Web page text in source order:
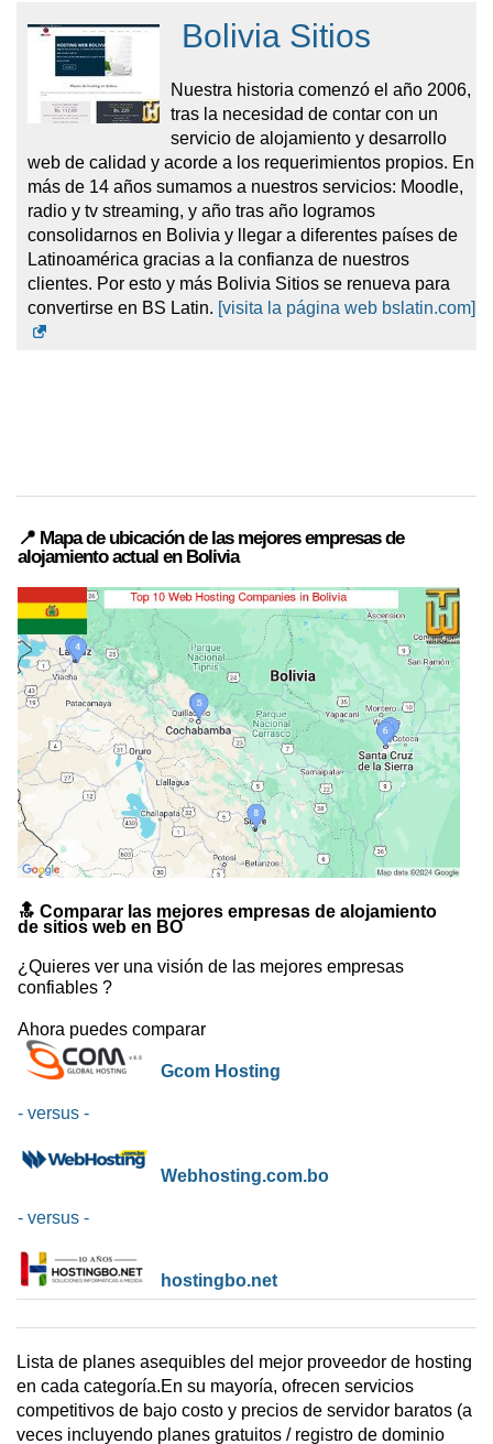
optimizados para motores de búsqueda. Cabe destacar
que todo el software utilizado es
reforzando su postura ética y su compromiso con la
seguridad—sin herramientas GPL ni versiones piratas.
Los paquetes de diseño incluyen implementaciones
básicas de SEO e integración con constructores visuales
comoElementor PRO y Divi, ofreciendo una solución
estética y funcional adaptada a cada cliente.
página web avancehost.com]
Bolivia Sitios
Nuestra historia comenzó el año 2006,
tras la necesidad de contar con un
servicio de alojamiento y desarrollo
web de calidad y acorde a los requerimientos propios. En
más de 14 años sumamos a nuestros servicios: Moodle,
radio y tv streaming, y año tras año logramos
consolidarnos en Bolivia y llegar a diferentes países de
Latinoamérica gracias a la confianza de nuestros
clientes. Por esto y más Bolivia Sitios se renueva para
convertirse en BS Latin. [visita la página web bslatin.com]
📍 Mapa de ubicación de las mejores empresas de
alojamiento actual en Bolivia
🔝 Comparar las mejores empresas de alojamiento
de sitios web en BO
¿Quieres ver una visión de las mejores empresas
confiables ?
Ahora puedes comparar
Gcom Hosting
- versus -
Webhosting.com.bo
- versus -
hostingbo.net
Lista de planes asequibles del mejor proveedor de hosting
en cada categoría.En su mayoría, ofrecen servicios
competitivos de bajo costo y precios de servidor baratos (a
veces incluyendo planes gratuitos / registro de dominio